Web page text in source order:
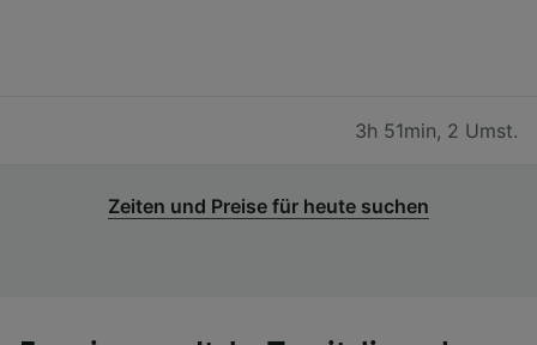
3h 51min, 2 Umst.
Zeiten und Preise für heute suchen